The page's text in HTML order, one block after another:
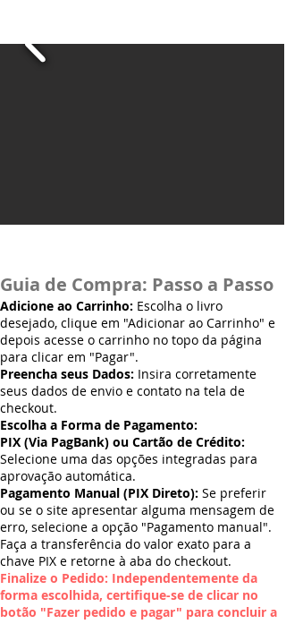
Guia de Compra: Passo a Passo
Adicione ao Carrinho: Escolha o livro
desejado, clique em "Adicionar ao Carrinho" e
depois acesse o carrinho no topo da página
para clicar em "Pagar".
Preencha seus Dados: Insira corretamente
seus dados de envio e contato na tela de
checkout.
Escolha a Forma de Pagamento:
PIX (Via PagBank) ou Cartão de Crédito:
Selecione uma das opções integradas para
aprovação automática.
Pagamento Manual (PIX Direto): Se preferir
ou se o site apresentar alguma mensagem de
erro, selecione a opção "Pagamento manual".
Faça a transferência do valor exato para a
chave PIX e retorne à aba do checkout.
Finalize o Pedido: Independentemente da
forma escolhida, certifique-se de clicar no
botão "Fazer pedido e pagar" para concluir a